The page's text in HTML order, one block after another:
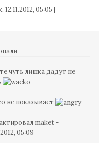
05:05 |
чуть лишка дадут не
не показывает
maket -
05:09